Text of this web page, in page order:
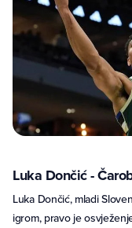
Luka Dončić -
Luka Dončić, mladi
igrom, pravo je